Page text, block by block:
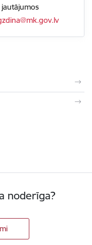
noderīga?